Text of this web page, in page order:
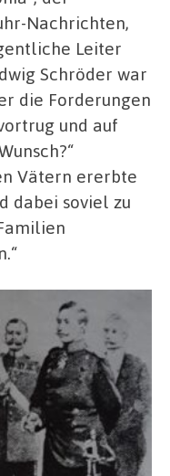
Nachrichten,
Leiter
Schröder war
die Forderungen
und auf
Vätern ererbte
dabei soviel zu